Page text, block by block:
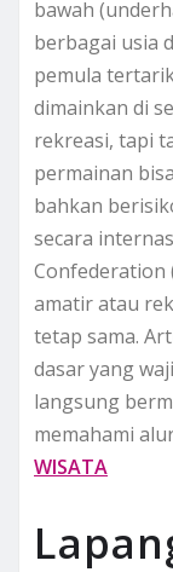
bawah
berbagai usia
pemula
dimainkan di
rekreasi, tapi
permainan
bahkan
secara
Confederation
amatir atau
tetap sama.
dasar yang
langsung
memahami
WISATA